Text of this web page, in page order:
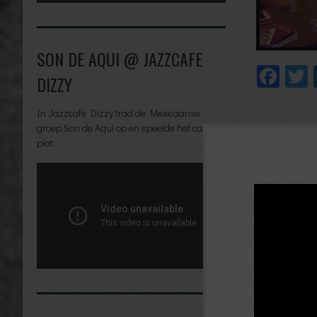
SON DE AQUI @ JAZZCAFE
DIZZY
In Jazzcafé Dizzy trad de Mexicaanse
groep Son de Aqui op en speelde het café
plat.